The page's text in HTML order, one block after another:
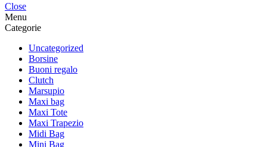
Close
Menu
Categorie
Uncategorized
Borsine
Buoni regalo
Clutch
Marsupio
Maxi bag
Maxi Tote
Maxi Trapezio
Midi Bag
Mini Bag